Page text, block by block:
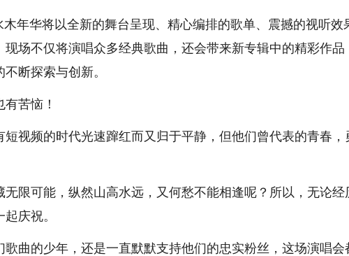
华将以全新的舞台呈现、精心编排的歌单、震撼的视听效
场不仅将演唱众多经典歌曲，还会带来新专辑中的精彩作品
断探索与创新。
苦恼！
频的时代光速蹿红而又归于平静，但他们曾代表的青春，
可能，纵然山高水远，又何愁不能相逢呢？所以，无论经
庆祝。
的少年，还是一直默默支持他们的忠实粉丝，这场演唱会